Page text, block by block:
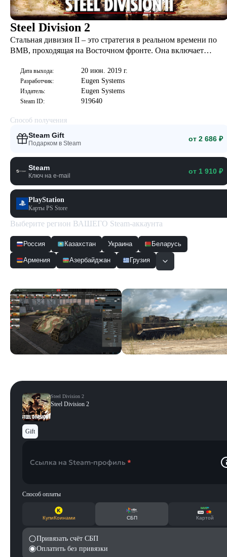
Steel Division 2
Стальная дивизия II – это стратегия в реальном времени по
ВМВ, проходящая на Восточном фронте. Она включает
тактические сражения в реальном времени, где под вашим
началом будут тысячи бойцов.
Дата выхода: 20 июн. 2019 г.
Разработчик: Eugen Systems
Издатель: Eugen Systems
Steam ID: 919640
Способ получения
Steam Gift
Подарком в Steam
от 2 686 ₽
Steam
Ключ на e-mail
от 1 910 ₽
PlayStation
Карты PS Store
Выберите регион ВАШЕГО Steam-аккаунта
Россия Казахстан Украина Беларусь
Армения Азербайджан Грузия
Steel Division 2
Steel Division 2
Gift
Ссылка на Steam-профиль *
Способ оплаты
КупиКоинами СБП Картой
Привязать счёт СБП
Оплатить без привязки